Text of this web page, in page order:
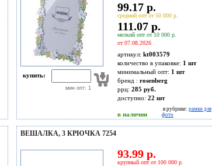
купить:
мин опт: 1
99.17 р.
средний опт от 50 000 р.
111.07 р.
мелкий опт от 10 000 р.
от 07.08.2026
артикул: kt003579
количество в упаковке: 1 шт
минимальный опт: 1 шт
бренд : rosenberg
ррц: 285 руб.
доступно: 22 шт
в наличии
в рубрике: рамки для
фото
ВЕШАЛКА, 3 КРЮЧКА 7254
93.99 р.
крупный опт от 100 000 р.